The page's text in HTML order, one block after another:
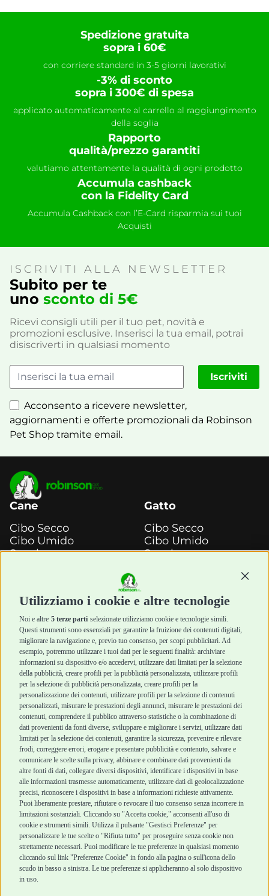
Utilizziamo i cookie e altre tecnologie
Noi e altre 5 terze parti selezionate utilizziamo cookie e tecnologie simili.
Questi strumenti sono essenziali per garantire la fruizione dei contenuti digitali,
migliorare la navigazione e, previo tuo consenso, per scopi pubblicitari. Ad
esempio, potremmo utilizzare i tuoi dati per le seguenti finalità: archiviare
informazioni su dispositivo e/o accedervi, utilizzare dati limitati per la selezione
della pubblicità, creare profili per la pubblicità personalizzata, utilizzare profili
per la selezione di pubblicità personalizzata, creare profili per la
personalizzazione dei contenuti, utilizzare profili per la selezione di contenuti
personalizzati, misurare le prestazioni degli annunci, misurare le prestazioni dei
contenuti, comprendere il pubblico attraverso statistiche o la combinazione di
dati provenienti da fonti diverse, sviluppare e migliorare i servizi, utilizzare dati
limitati per la selezione dei contenuti, garantire la sicurezza, prevenire e rilevare
frodi, correggere errori, erogare e presentare pubblicità e contenuto, salvare e
comunicare le scelte sulla privacy, abbinare e combinare dati provenienti da
altre fonti di dati, collegare diversi dispositivi, identificare i dispositivi in base
alle informazioni trasmesse automaticamente, utilizzare dati di geolocalizzazione
precisi, riconoscere i dispositivi in base a informazioni richieste attivamente.
Puoi liberamente prestare, rifiutare o revocare il tuo consenso senza incorrere in
limitazioni sostanziali. Cliccando su "Accetta cookie," acconsenti all'uso di
cookie e strumenti simili. Utilizza il pulsante "Gestisci Preferenze" per
personalizzare le tue scelte o "Rifiuta tutto" per proseguire senza cookie non
strettamente necessari. Puoi modificare le tue preferenze in qualsiasi momento
cliccando sul link "Preferenze Cookie" in fondo alla pagina o sull'icona dello
scudo in basso a sinistra. Le tue preferenze si applicheranno al solo dispositivo
in uso.
Spedizione gratuita
sopra i 60€
con corriere standard in 3-5 giorni lavorativi
-3% di sconto
sopra i 300€ di spesa
applicato automaticamente al carrello al raggiungimento
della soglia
Rapporto
qualità/prezzo garantiti
valutiamo attentamente la qualità di ogni prodotto
Accumula cashback
con la Fidelity Card
Accumula Cashback con l’E-Card risparmia sui tuoi
Acquisti
ISCRIVITI ALLA NEWSLETTER
Subito per te
uno sconto di 5€
Ricevi consigli utili per il tuo pet, novità e
promozioni esclusive. Inserisci la tua email, potrai
disiscriverti in qualsiasi momento
Acconsento a ricevere newsletter,
aggiornamenti e offerte promozionali da Robinson
Pet Shop tramite email.
Iscriviti
Cane
Cibo Secco
Cibo Umido
Snack e
Igiene e Pulizia
Accessori
Cani Mini
Top Quality
Gatto
Cibo Secco
Cibo Umido
Snack e
Igiene e Pulizia
Accessori
Top Quality
Robinson Pet Shop
Chi siamo
Punti vendita
Marchi
Blog
Assistenza Robinson
Pet Shop
Offerte
Promozioni
Recensioni Feedaty
Acquisti sicuri
Termini e condizioni
di vendita
Cashback
Metodi di
pagamento
Recesso e Reso
Spedizioni
Robinson Pet Shop S.r.l.
Via V. Giovanni Schiaparelli, 21 – 47122 Forlì (FC)
P.iva 04095130409 | REA: FO 329541
info@robinsonpetshop.it | Tel. 0543 096850